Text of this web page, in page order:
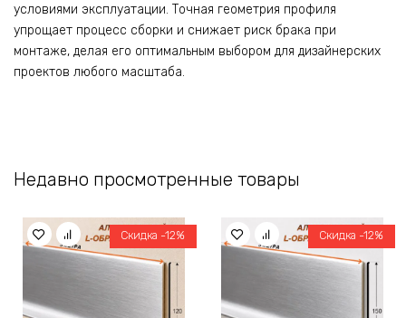
условиями эксплуатации. Точная геометрия профиля
упрощает процесс сборки и снижает риск брака при
монтаже, делая его оптимальным выбором для дизайнерских
проектов любого масштаба.
Недавно просмотренные товары
Скидка -12% Скидка -12%